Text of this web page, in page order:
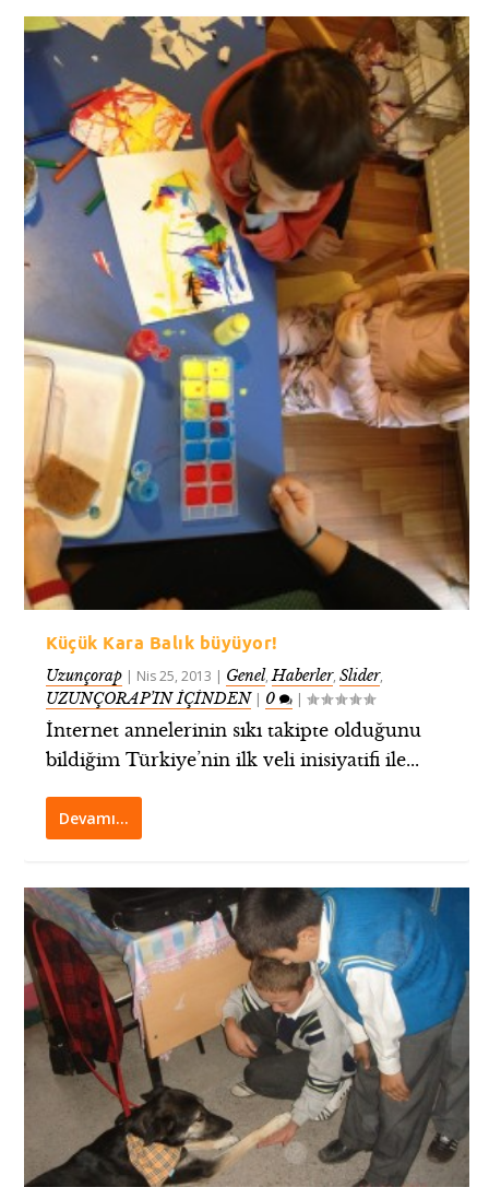
Küçük Kara Balık büyüyor!
Uzunçorap | Nis 25, 2013 | Genel,Haberler,Slider,
UZUNÇORAP’IN İÇİNDEN| 0 |
İnternet annelerinin sıkı takipte olduğunu
bildiğim Türkiye’nin ilk veli inisiyatifi ile...
Devamı…